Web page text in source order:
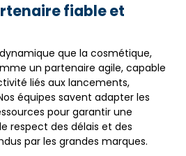
fiable et
que la cosmétique,
un partenaire agile, capable
liés aux lancements,
équipes savent adapter les
pour garantir une
respect des délais et des
par les grandes marques.